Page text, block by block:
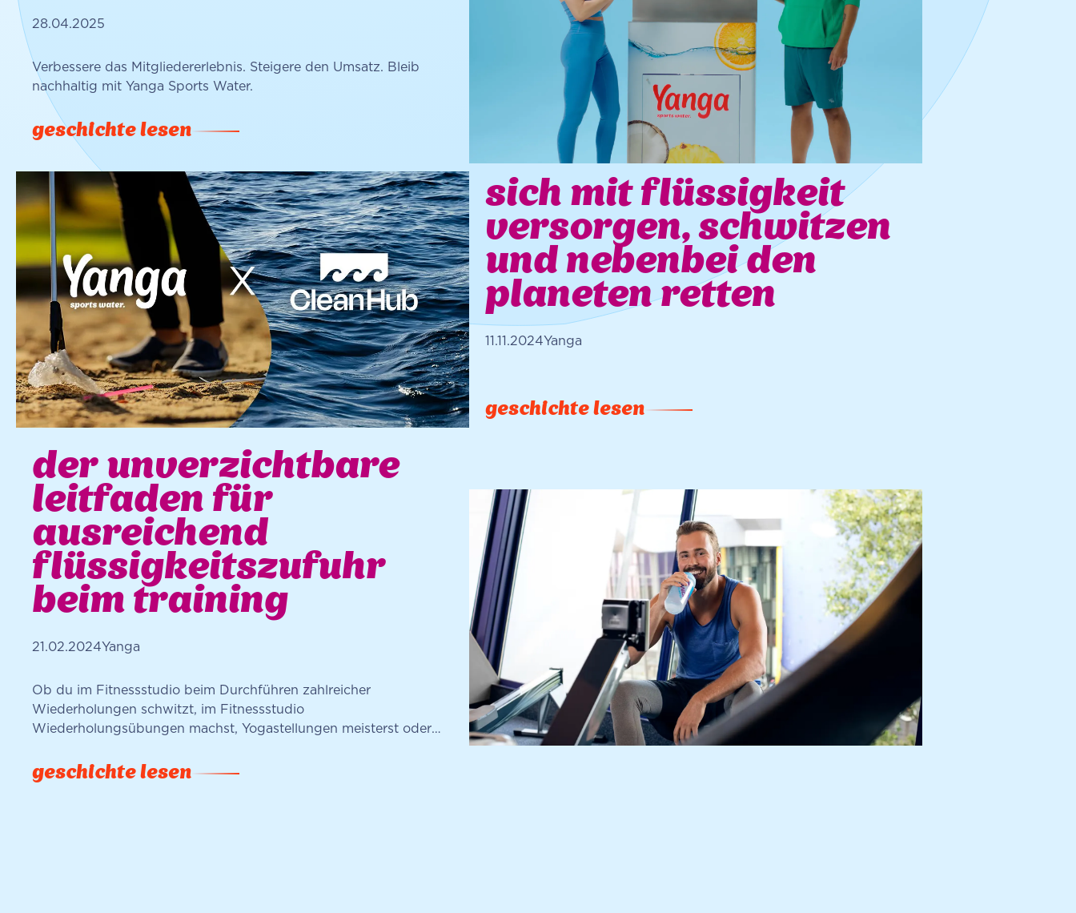
28.04.2025
Verbessere das Mitgliedererlebnis. Steigere den Umsatz. Bleib
nachhaltig mit Yanga Sports Water.
geschichte lesen
sich mit flüssigkeit
versorgen, schwitzen
und nebenbei den
planeten retten
11.11.2024Yanga
geschichte lesen
der unverzichtbare
leitfaden für
ausreichend
flüssigkeitszufuhr
beim training
21.02.2024Yanga
Ob du im Fitnessstudio beim Durchführen zahlreicher
Wiederholungen schwitzt, im Fitnessstudio
Wiederholungsübungen machst, Yogastellungen meisterst oder
auf dem Weg zu einem gesünderen Körper. Schnappe dir deine
Wasserflasche und lasse uns herausfinden, warum eine
geschichte lesen